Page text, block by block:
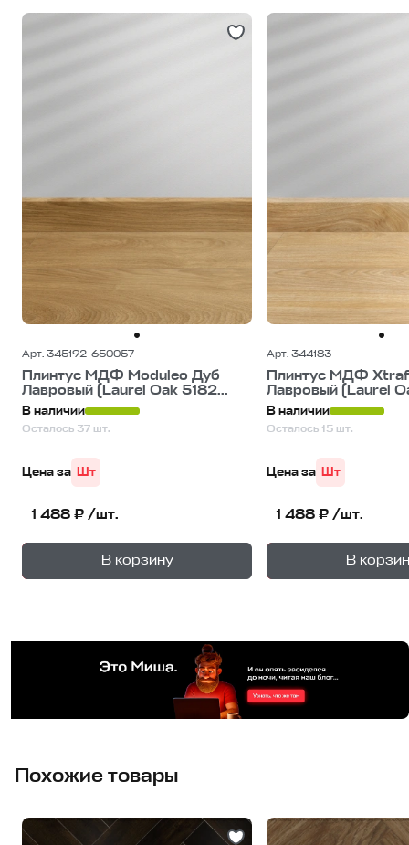
Арт. 345192-650057
Плинтус МДФ Moduleo Дуб
Лавровый (Laurel Oak 5182...
В наличии
Осталось 37 шт.
Цена за Шт
1 488 ₽ /шт.
В корзину
1уп.
Арт. 344183
Плинтус МДФ
Лавровый (Laurel
В наличии
Осталось 15 шт.
Цена за Шт
1 488 ₽ /шт.
В 1
Похожие товары